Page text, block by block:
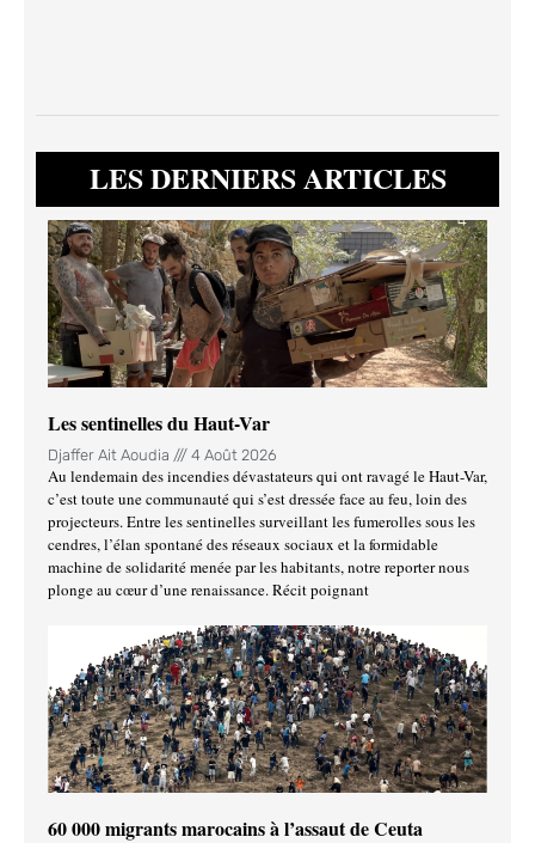
LES DERNIERS ARTICLES
Les sentinelles du Haut-Var
Djaffer Ait Aoudia 4 Août 2026
Au lendemain des incendies dévastateurs qui ont ravagé le Haut-Var,
c’est toute une communauté qui s’est dressée face au feu, loin des
projecteurs. Entre les sentinelles surveillant les fumerolles sous les
cendres, l’élan spontané des réseaux sociaux et la formidable
machine de solidarité menée par les habitants, notre reporter nous
plonge au cœur d’une renaissance. Récit poignant
60 000 migrants marocains à l’assaut de Ceuta